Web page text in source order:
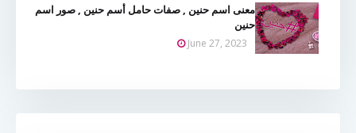
معنى اسم حنين , صفات حامل أسم حنين , صور اسم
حنين
June 27, 2023